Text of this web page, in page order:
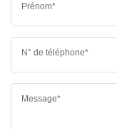
Prénom*
N° de téléphone*
Message*